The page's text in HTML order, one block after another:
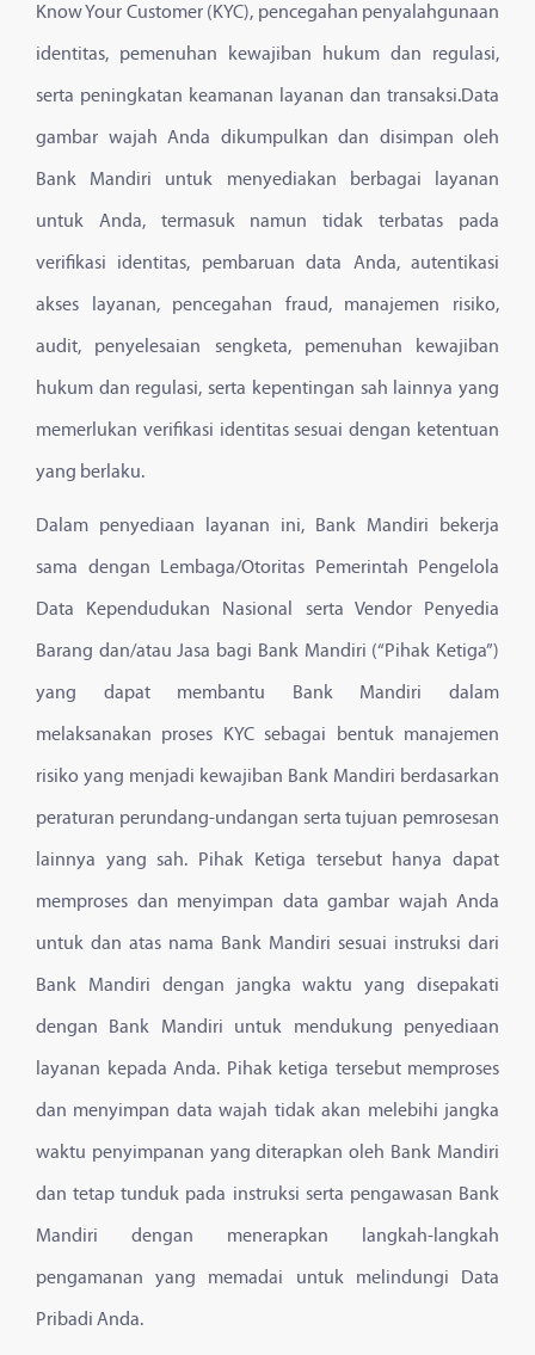
Know Your Customer (KYC), pencegahan penyalahgunaan
identitas, pemenuhan kewajiban hukum dan regulasi,
serta peningkatan keamanan layanan dan transaksi.Data
gambar wajah Anda dikumpulkan dan disimpan oleh
Bank Mandiri untuk menyediakan berbagai layanan
untuk Anda, termasuk namun tidak terbatas pada
verifikasi identitas, pembaruan data Anda, autentikasi
akses layanan, pencegahan fraud, manajemen risiko,
audit, penyelesaian sengketa, pemenuhan kewajiban
hukum dan regulasi, serta kepentingan sah lainnya yang
memerlukan verifikasi identitas sesuai dengan ketentuan
yang berlaku.
Dalam penyediaan layanan ini, Bank Mandiri bekerja
sama dengan Lembaga/Otoritas Pemerintah Pengelola
Data Kependudukan Nasional serta Vendor Penyedia
Barang dan/atau Jasa bagi Bank Mandiri (“Pihak Ketiga”)
yang dapat membantu Bank Mandiri dalam
melaksanakan proses KYC sebagai bentuk manajemen
risiko yang menjadi kewajiban Bank Mandiri berdasarkan
peraturan perundang-undangan serta tujuan pemrosesan
lainnya yang sah. Pihak Ketiga tersebut hanya dapat
memproses dan menyimpan data gambar wajah Anda
untuk dan atas nama Bank Mandiri sesuai instruksi dari
Bank Mandiri dengan jangka waktu yang disepakati
dengan Bank Mandiri untuk mendukung penyediaan
layanan kepada Anda. Pihak ketiga tersebut memproses
dan menyimpan data wajah tidak akan melebihi jangka
waktu penyimpanan yang diterapkan oleh Bank Mandiri
dan tetap tunduk pada instruksi serta pengawasan Bank
Mandiri dengan menerapkan langkah-langkah
pengamanan yang memadai untuk melindungi Data
Pribadi Anda.